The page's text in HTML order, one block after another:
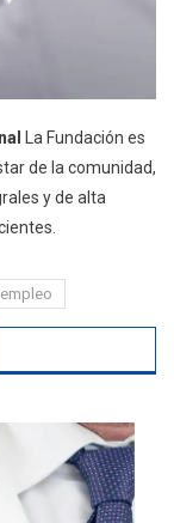
La Fundación es
de la comunidad,
y de alta